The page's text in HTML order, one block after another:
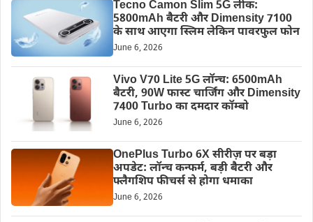
Tecno Camon Slim 5G लीक:
5800mAh बैटरी और Dimensity 7100
के साथ आएगा स्लिम लेकिन पावरफुल फोन
June 6, 2026
Vivo V70 Lite 5G लॉन्च: 6500mAh
बैटरी, 90W फास्ट चार्जिंग और Dimensity
7400 Turbo का दमदार कॉम्बो
June 6, 2026
OnePlus Turbo 6X सीरीज़ पर बड़ा
अपडेट: लॉन्च कन्फर्म, बड़ी बैटरी और
फ्लैगशिप फीचर्स से होगा धमाका
June 6, 2026